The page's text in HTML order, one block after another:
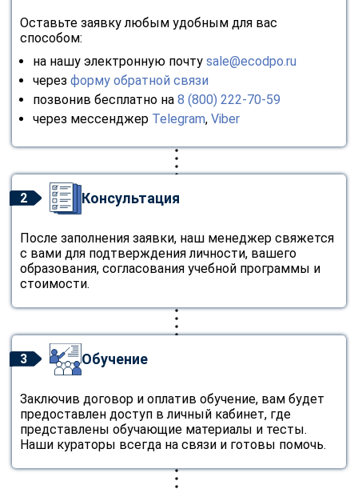
Оставьте заявку любым удобным для вас
способом:
на нашу электронную почту sale@ecodpo.ru
через форму обратной связи
позвонив бесплатно на 8 (800) 222-70-59
через мессенджер Telegram, Viber
2 Консультация
После заполнения заявки, наш менеджер свяжется
с вами для подтверждения личности, вашего
образования, согласования учебной программы и
стоимости.
3 Обучение
Заключив договор и оплатив обучение, вам будет
предоставлен доступ в личный кабинет, где
представлены обучающие материалы и тесты.
Наши кураторы всегда на связи и готовы помочь.